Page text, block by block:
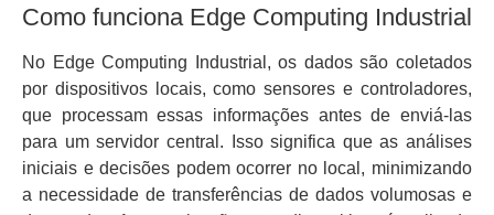
Como funciona Edge Computing Industrial
No Edge Computing Industrial, os dados são coletados
por dispositivos locais, como sensores e controladores,
que processam essas informações antes de enviá-las
para um servidor central. Isso significa que as análises
iniciais e decisões podem ocorrer no local, minimizando
a necessidade de transferências de dados volumosas e